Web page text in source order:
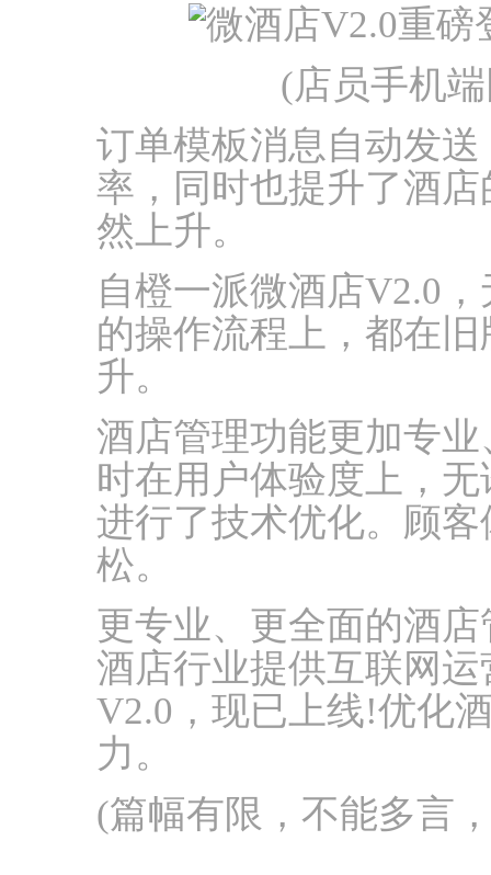
(店员手机
订单模板消息自动发
率，同时也提升了酒
然上升。
自橙一派微酒店V2.0
的操作流程上，都在
升。
酒店管理功能更加专
时在用户体验度上，
进行了技术优化。顾
松。
更专业、更全面的酒
酒店行业提供互联网
V2.0，现已上线!优化
力。
(篇幅有限，不能多言